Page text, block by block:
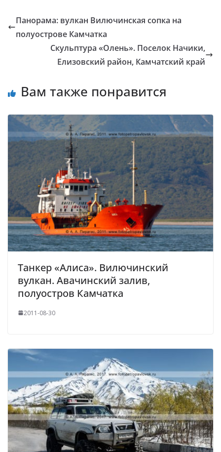
Панорама: вулкан Вилючинская сопка на
полуострове Камчатка
Скульптура «Олень». Поселок Начики,
Елизовский район, Камчатский край
Вам также понравится
Танкер «Алиса». Вилючинский
вулкан. Авачинский залив,
полуостров Камчатка
2011-08-30